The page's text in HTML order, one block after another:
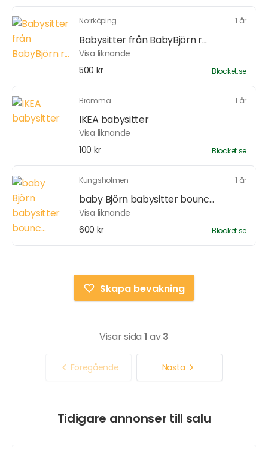
Norrköping 1 år
Babysitter från BabyBjörn r...
Visa liknande
500 kr
Blocket.se
Bromma 1 år
IKEA babysitter
Visa liknande
100 kr
Blocket.se
Kungsholmen 1 år
baby Björn babysitter bounc...
Visa liknande
600 kr
Blocket.se
Skapa bevakning
Visar sida 1av3
Föregående Nästa
Tidigare annonser till salu